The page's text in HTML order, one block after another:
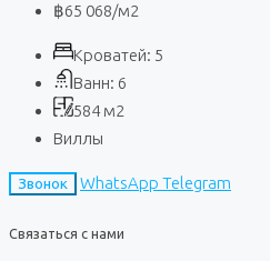
฿65 068/м2
Кроватей: 5
Ванн: 6
584 м2
Виллы
Звонок WhatsApp Telegram
Связаться с нами